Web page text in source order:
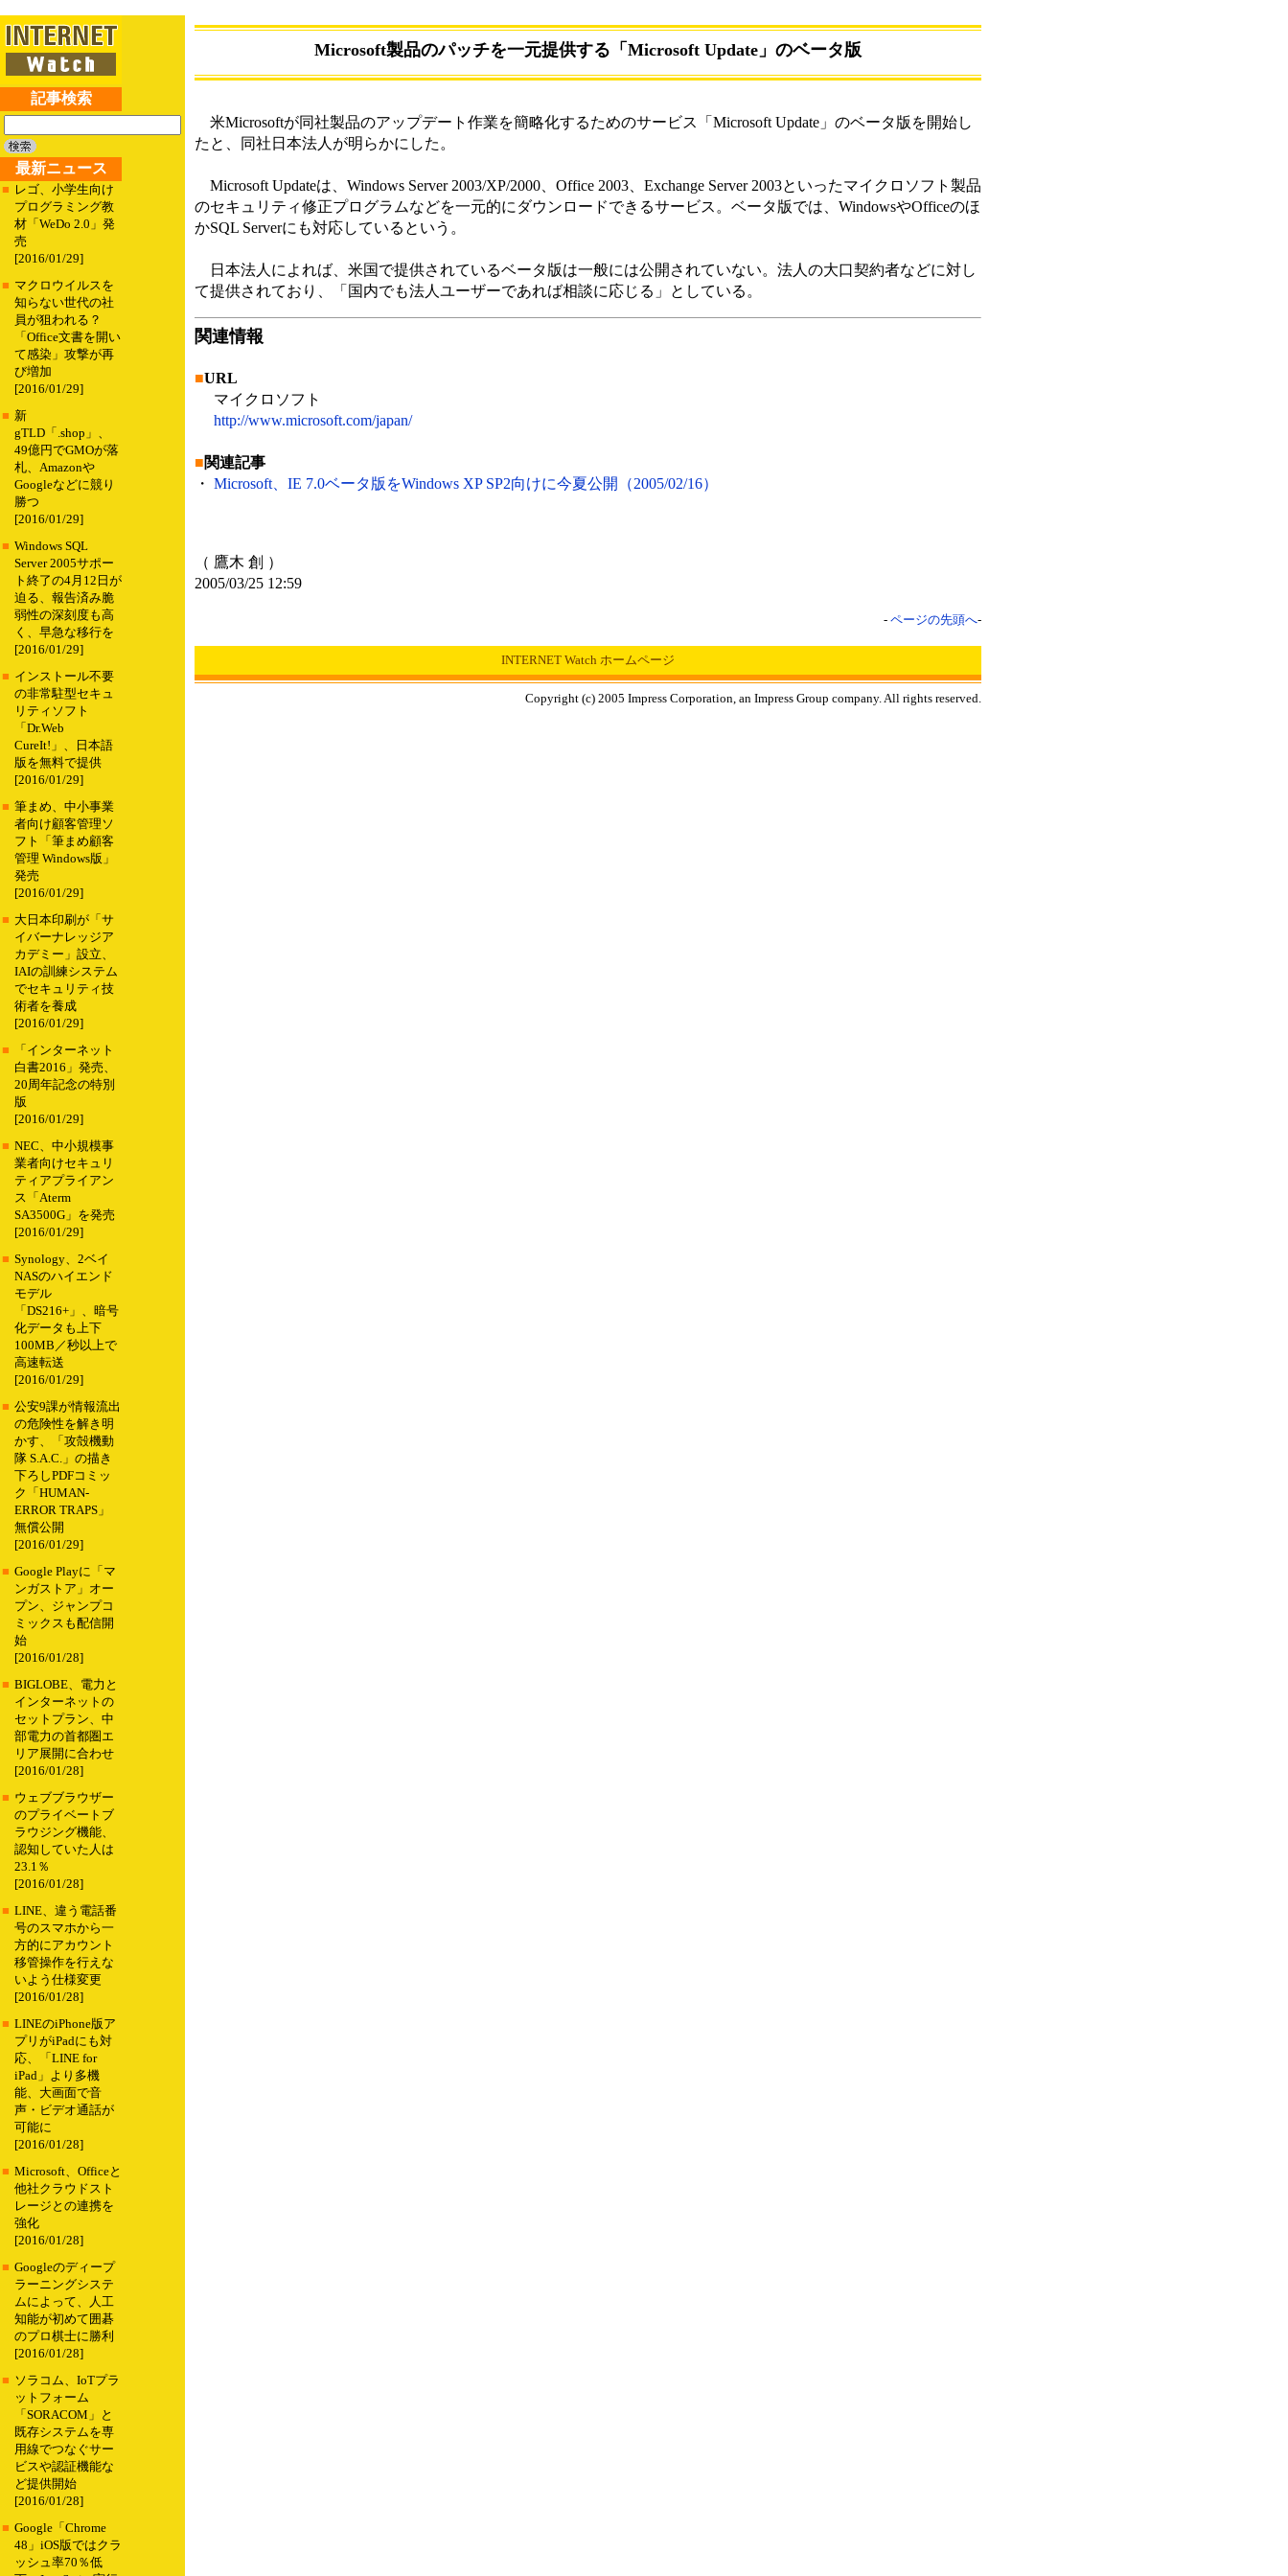
記事検索
最新ニュース
■ レゴ、小学生向け
プログラミング教
材「WeDo 2.0」発
売
[2016/01/29]
■ マクロウイルスを
知らない世代の社
員が狙われる？
「Office文書を開い
て感染」攻撃が再
び増加
[2016/01/29]
■ 新
gTLD「.shop」、
49億円でGMOが落
札、Amazonや
Googleなどに競り
勝つ
[2016/01/29]
■ Windows SQL
Server 2005サポー
ト終了の4月12日が
迫る、報告済み脆
弱性の深刻度も高
く、早急な移行を
[2016/01/29]
■ インストール不要
の非常駐型セキュ
リティソフト
「Dr.Web
CureIt!」、日本語
版を無料で提供
[2016/01/29]
■ 筆まめ、中小事業
者向け顧客管理ソ
フト「筆まめ顧客
管理 Windows版」
発売
[2016/01/29]
■ 大日本印刷が「サ
イバーナレッジア
カデミー」設立、
IAIの訓練システム
でセキュリティ技
術者を養成
[2016/01/29]
■
「インターネット
白書2016」発売、
20周年記念の特別
版
[2016/01/29]
■ NEC、中小規模事
業者向けセキュリ
ティアプライアン
ス「Aterm
SA3500G」を発売
[2016/01/29]
■ Synology、2ベイ
NASのハイエンド
モデル
「DS216+」、暗号
化データも上下
100MB／秒以上で
高速転送
[2016/01/29]
■ 公安9課が情報流出
の危険性を解き明
かす、「攻殻機動
隊 S.A.C.」の描き
下ろしPDFコミッ
ク「HUMAN-
ERROR TRAPS」
無償公開
[2016/01/29]
■ Google Playに「マ
ンガストア」オー
プン、ジャンプコ
ミックスも配信開
始
[2016/01/28]
■ BIGLOBE、電力と
インターネットの
セットプラン、中
部電力の首都圏エ
リア展開に合わせ
[2016/01/28]
■ ウェブブラウザー
のプライベートブ
ラウジング機能、
認知していた人は
23.1％
[2016/01/28]
■ LINE、違う電話番
号のスマホから一
方的にアカウント
移管操作を行えな
いよう仕様変更
[2016/01/28]
■ LINEのiPhone版ア
プリがiPadにも対
応、「LINE for
iPad」より多機
能、大画面で音
声・ビデオ通話が
可能に
[2016/01/28]
■ Microsoft、Officeと
他社クラウドスト
レージとの連携を
強化
[2016/01/28]
■ Googleのディープ
ラーニングシステ
ムによって、人工
知能が初めて囲碁
のプロ棋士に勝利
[2016/01/28]
■ ソラコム、IoTプラ
ットフォーム
「SORACOM」と
既存システムを専
用線でつなぐサー
ビスや認証機能な
ど提供開始
[2016/01/28]
■ Google「Chrome
48」iOS版ではクラ
ッシュ率70％低
Microsoft製品のパッチを一元提供する「Microsoft Update」のベータ版
米Microsoftが同社製品のアップデート作業を簡略化するためのサービス「Microsoft Update」のベータ版を開始し
たと、同社日本法人が明らかにした。
Microsoft Updateは、Windows Server 2003/XP/2000、Office 2003、Exchange Server 2003といったマイクロソフト製品
のセキュリティ修正プログラムなどを一元的にダウンロードできるサービス。ベータ版では、WindowsやOfficeのほ
かSQL Serverにも対応しているという。
日本法人によれば、米国で提供されているベータ版は一般には公開されていない。法人の大口契約者などに対し
て提供されており、「国内でも法人ユーザーであれば相談に応じる」としている。
関連情報
■URL
マイクロソフト
http://www.microsoft.com/japan/
■関連記事
・ Microsoft、IE 7.0ベータ版をWindows XP SP2向けに今夏公開（2005/02/16）
（ 鷹木 創 ）
2005/03/25 12:59
- ページの先頭へ-
INTERNET Watch ホームページ
Copyright (c) 2005 Impress Corporation, an Impress Group company. All rights reserved.